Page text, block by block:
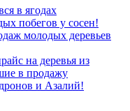
в ягодах
побегов у сосен!
молодых деревьев
на деревья из
в продажу
и Азалий!